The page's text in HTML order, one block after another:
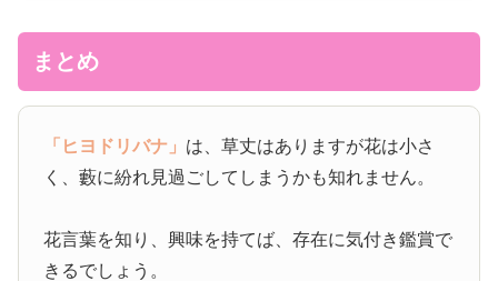
まとめ
「ヒヨドリバナ」 は、草丈はありますが花は小さ
く、藪に紛れ見過ごしてしまうかも知れません。
花言葉を知り、興味を持てば、存在に気付き鑑賞で
きるでしょう。